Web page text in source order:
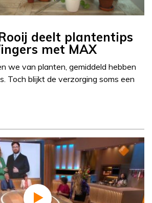
deelt plantentips
met MAX
we van planten, gemiddeld hebben
Toch blijkt de verzorging soms een